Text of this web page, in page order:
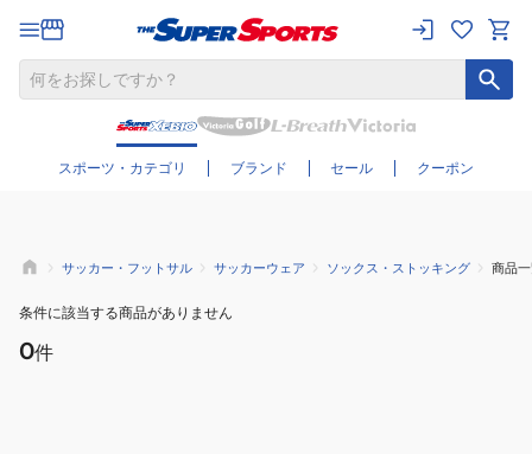
スポーツ・カテゴリ ブランド セール クーポン
さらに絞り込む
サッカー・フットサル サッカーウェア ソックス・ストッキング 商品
条件に該当する商品がありません
0件